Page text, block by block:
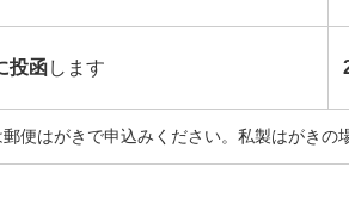
投函します
便はがきで申込みください。私製はがきの